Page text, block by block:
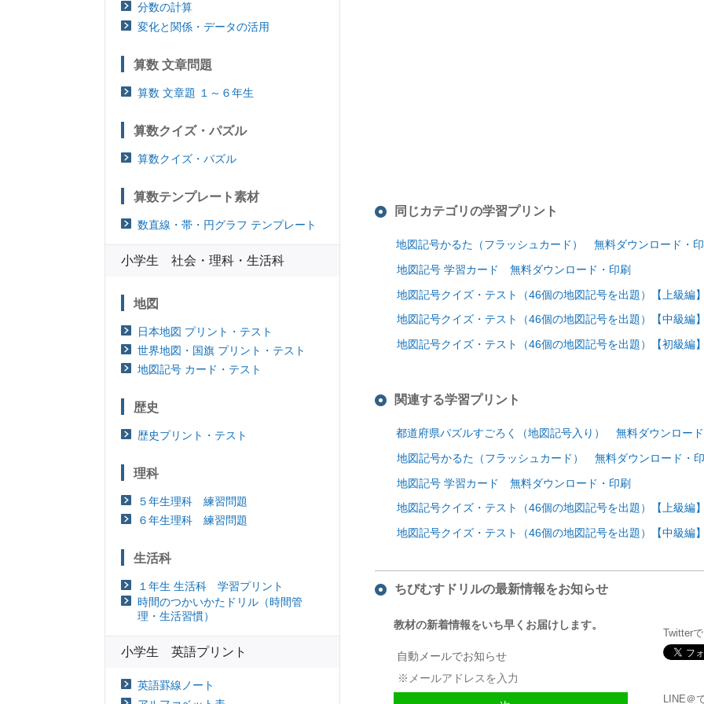
同じカテゴリの学習プリント
地図記号かるた（フラッシュカード） 無料ダウンロード・印
地図記号 学習カード 無料ダウンロード・印刷
地図記号クイズ・テスト（46個の地図記号を出題）【上級編】
地図記号クイズ・テスト（46個の地図記号を出題）【中級編】
地図記号クイズ・テスト（46個の地図記号を出題）【初級編】
関連する学習プリント
都道府県パズルすごろく（地図記号入り） 無料ダウンロード
地図記号かるた（フラッシュカード） 無料ダウンロード・
地図記号 学習カード 無料ダウンロード・印刷
地図記号クイズ・テスト（46個の地図記号を出題）【上級編】
地図記号クイズ・テスト（46個の地図記号を出題）【中級編】
ちびむすドリルの最新情報をお知らせ
教材の新着情報をいち早くお届けします。
自動メールでお知らせ
Twitter
LINE＠
分数の計算
変化と関係・データの活用
算数 文章問題
算数 文章題 １～６年生
算数クイズ・パズル
算数クイズ・パズル
算数テンプレート素材
数直線・帯・円グラフ テンプレート
小学生 社会・理科・生活科
地図
日本地図 プリント・テスト
世界地図・国旗 プリント・テスト
地図記号 カード・テスト
歴史
歴史プリント・テスト
理科
５年生理科 練習問題
６年生理科 練習問題
生活科
１年生 生活科 学習プリント
時間のつかいかたドリル（時間管
理・生活習慣）
小学生 英語プリント
英語罫線ノート